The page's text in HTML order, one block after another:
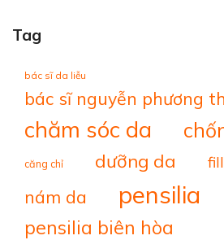
Tag
bác sĩ da liễu
bác sĩ nguyễn phương
chăm sóc da
căng chỉ dưỡng da
nám da pensilia
pensilia biên hòa